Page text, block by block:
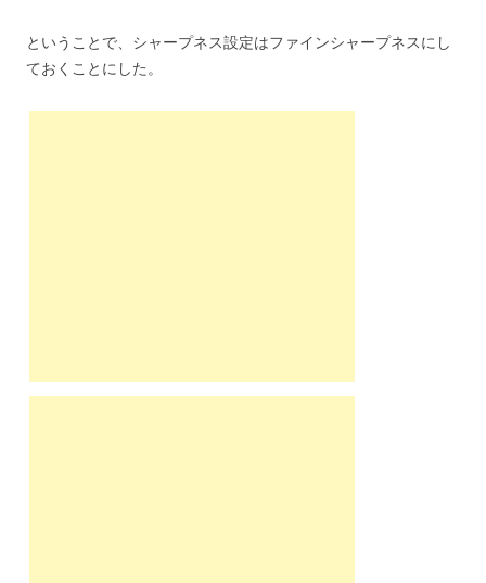
ということで、シャープネス設定はファインシャープネスにし
ておくことにした。